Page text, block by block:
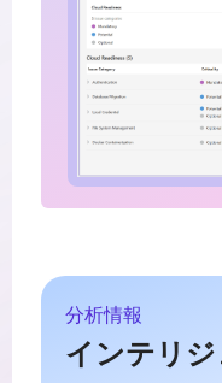
分析情報
インテリ